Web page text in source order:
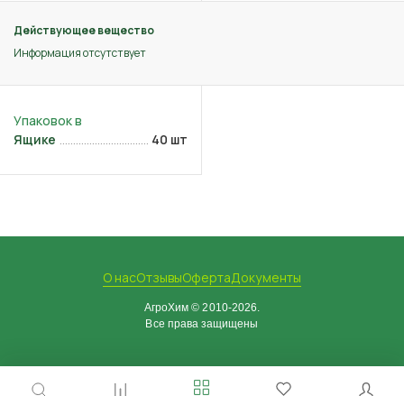
Действующее вещество
Информация отсутствует
Ящике 40 шт
О насОтзывыОфертаДокументы
АгроХим © 2010-2026.
Все права защищены